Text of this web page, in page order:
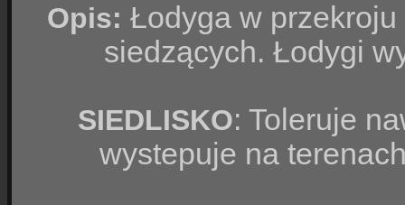
Opis: Łodyga w przekroju
siedzących. Łodygi
SIEDLISKO: Toleruje
wystepuje na